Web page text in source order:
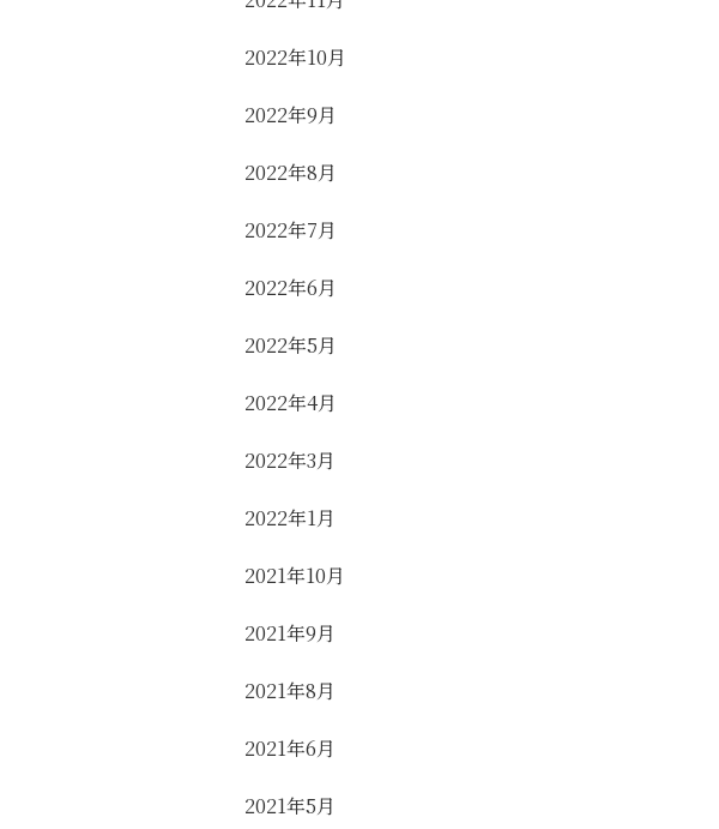
2022年10月
2022年9月
2022年8月
2022年7月
2022年6月
2022年5月
2022年4月
2022年3月
2022年1月
2021年10月
2021年9月
2021年8月
2021年6月
2021年5月